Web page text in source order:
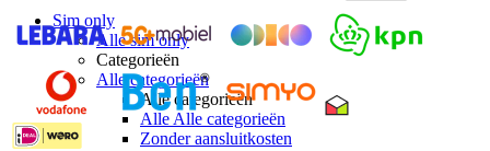
Sim only
Alle sim only
Categorieën
Alle categorieën
Alle categorieën
Alle Alle categorieën
Zonder aansluitkosten